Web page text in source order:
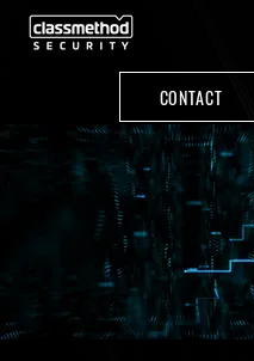
CONTACT